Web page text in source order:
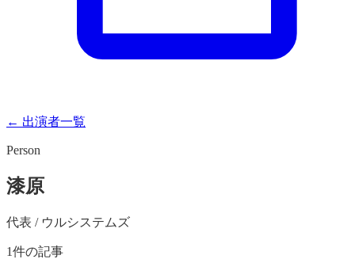
← 出演者一覧
Person
漆原
代表 / ウルシステムズ
1件の記事